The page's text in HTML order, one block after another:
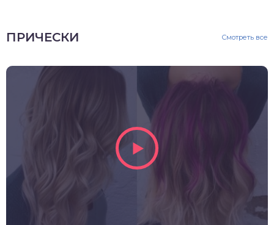
ПРИЧЕСКИ Смотреть все